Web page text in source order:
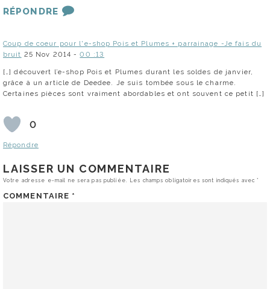
RÉPONDRE
Coup de coeur pour l'e-shop Pois et Plumes + parrainage -Je fais du
bruit 25 Nov 2014 -00 :13
[…] découvert l’e-shop Pois et Plumes durant les soldes de janvier,
grâce à un article de Deedee. Je suis tombée sous le charme.
Certaines pièces sont vraiment abordables et ont souvent ce petit […]
0
Répondre
LAISSER UN COMMENTAIRE
Votre adresse e-mail ne sera pas publiée. Les champs obligatoires sont indiqués avec*
COMMENTAIRE *